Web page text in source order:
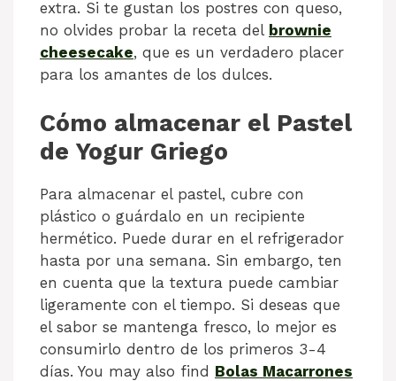
extra. Si te gustan los postres con queso,
no olvides probar la receta del brownie
cheesecake, que es un verdadero placer
para los amantes de los dulces.
Cómo almacenar el Pastel
de Yogur Griego
Para almacenar el pastel, cubre con
plástico o guárdalo en un recipiente
hermético. Puede durar en el refrigerador
hasta por una semana. Sin embargo, ten
en cuenta que la textura puede cambiar
ligeramente con el tiempo. Si deseas que
el sabor se mantenga fresco, lo mejor es
consumirlo dentro de los primeros 3-4
días. You may also find Bolas Macarrones